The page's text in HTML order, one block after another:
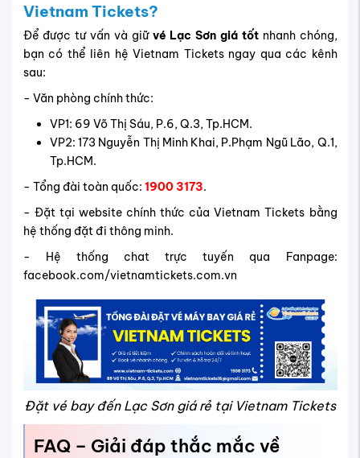
Vietnam Tickets?
Để được tư vấn và giữ vé Lạc Sơn giá tốtnhanh chóng,
bạn có thể liên hệ Vietnam Tickets ngay qua các kênh
sau:
- Văn phòng chính thức:
VP1: 69 Võ Thị Sáu, P.6, Q.3, Tp.HCM.
VP2: 173 Nguyễn Thị Minh Khai, P.Phạm Ngũ Lão, Q.1,
Tp.HCM.
- Tổng đài toàn quốc: 1900 3173.
- Đặt tại website chính thức của Vietnam Tickets bằng
hệ thống đặt đi thông minh.
- Hệ thống chat trực tuyến qua Fanpage:
facebook.com/vietnamtickets.com.vn
Đặt vé bay đến Lạc Sơn giá rẻ tại Vietnam Tickets
FAQ – Giải đáp thắc mắc về